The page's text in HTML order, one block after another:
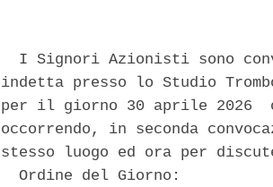
I Signori Azionisti sono
indetta presso lo Studio
per il giorno 30 aprile 2026
occorrendo, in seconda
stesso luogo ed ora per
  Ordine del Giorno: